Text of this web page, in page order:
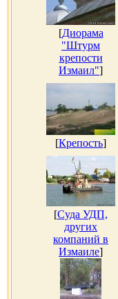
[Диорама
"Штурм
крепости
Измаил"]
[Крепость]
[Суда УДП,
других
компаний в
Измаиле]